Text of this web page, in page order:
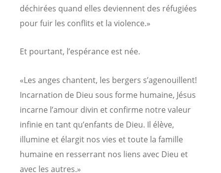
déchirées quand elles deviennent des réfugiées
pour fuir les conflits et la violence.»
Et pourtant, l’espérance est née.
«Les anges chantent, les bergers s’agenouillent!
Incarnation de Dieu sous forme humaine, Jésus
incarne l’amour divin et confirme notre valeur
infinie en tant qu’enfants de Dieu. Il élève,
illumine et élargit nos vies et toute la famille
humaine en resserrant nos liens avec Dieu et
avec les autres.»